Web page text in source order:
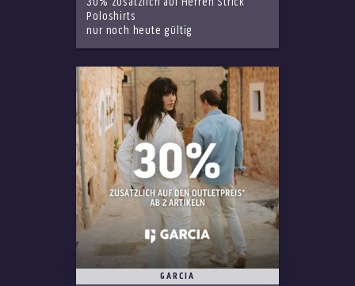
30% zusätzlich auf Herren Strick
Poloshirts
nur noch heute gültig
GARCIA